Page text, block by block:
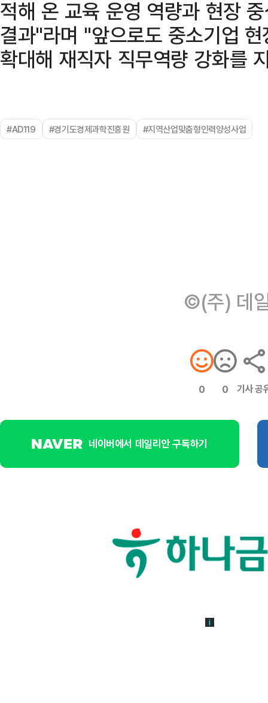
적해 온 교육 운영 역량과 현장
결과"라며 "앞으로도 중소기업
확대해 재직자 직무역량 강화를
#AD119 #경기도경제과학진흥원 #지역산업맞춤형인력양성사업
©(주) 데
0 0 기사 공
네이버에서 데일리안 구독하기